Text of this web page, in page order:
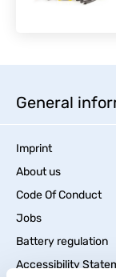
General
Imprint
About us
Code Of Conduct
Jobs
Battery regulation
Accessibility